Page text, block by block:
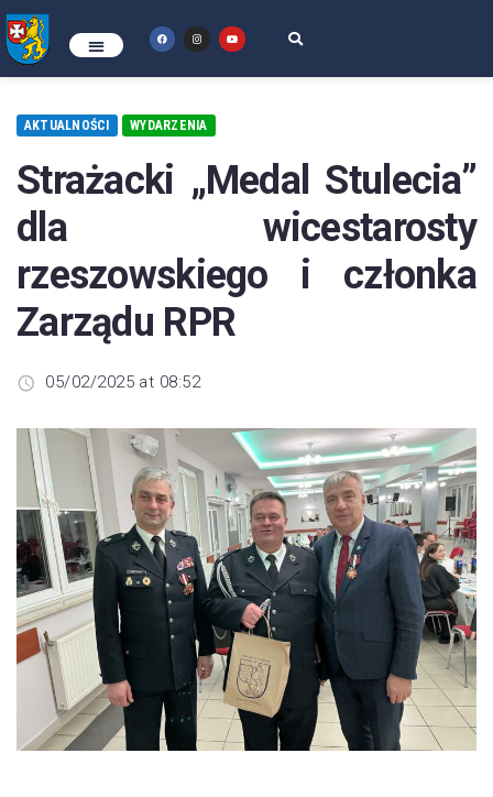
AKTUALNOŚCI WYDARZENIA
Strażacki „Medal Stulecia”
dla wicestarosty
rzeszowskiego i członka
Zarządu RPR
05/02/2025 at 08:52